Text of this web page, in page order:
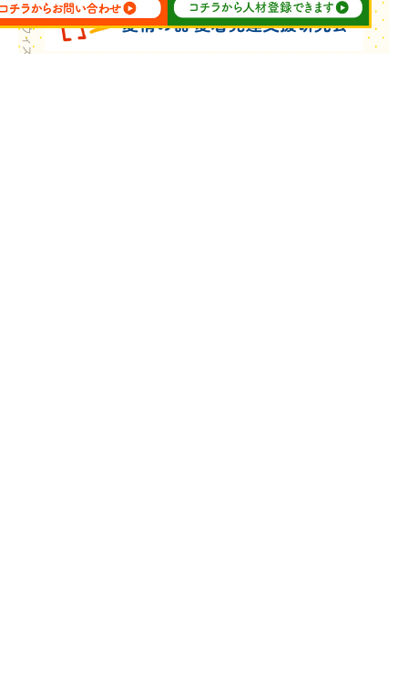
Copyright © ウィズ・ユー All Rights Reserved.